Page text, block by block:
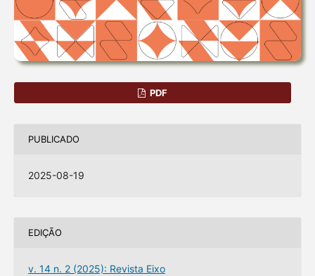
PDF
PUBLICADO
2025-08-19
EDIÇÃO
v. 14 n. 2 (2025): Revista Eixo